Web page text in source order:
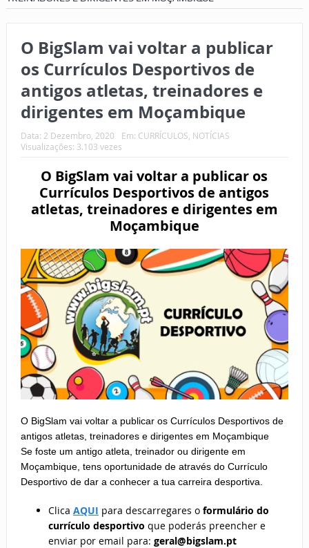
O BigSlam vai voltar a publicar
os Currículos Desportivos de
antigos atletas, treinadores e
dirigentes em Moçambique
Data: 2 Dezembro, 2020 Em: CURRÍCULOS NOTÍCIAS
Visualizações: 3.103 vezes
O BigSlam vai voltar a publicar os
Currículos Desportivos de antigos
atletas, treinadores e dirigentes em
Moçambique
O BigSlam vai voltar a publicar os Currículos Desportivos de
antigos atletas, treinadores e dirigentes em Moçambique
Se foste um antigo atleta, treinador ou dirigente em
Moçambique, tens oportunidade de através do Currículo
Desportivo de dar a conhecer a tua carreira desportiva.
Clica AQUI para descarregares o formulário do
currículo desportivo que poderás preencher e
enviar por email para: geral@bigslam.pt